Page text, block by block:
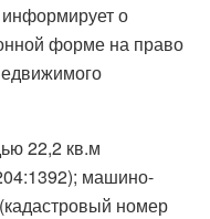
о
форме на право
22,2 кв.м
машино-
номер